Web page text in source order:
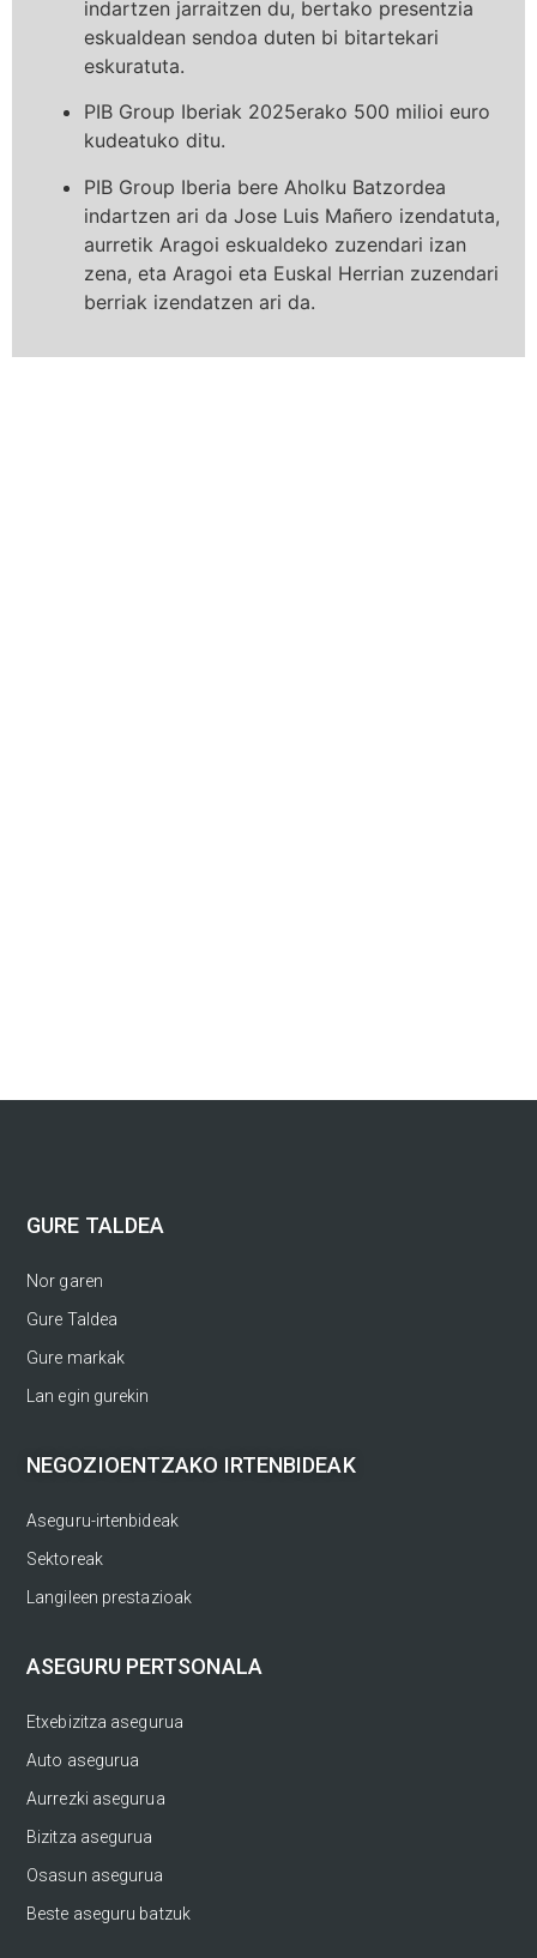
indartzen jarraitzen du, bertako presentzia
eskualdean sendoa duten bi bitartekari
eskuratuta.
PIB Group Iberiak 2025erako 500 milioi euro
kudeatuko ditu.
PIB Group Iberia bere Aholku Batzordea
indartzen ari da Jose Luis Mañero izendatuta,
aurretik Aragoi eskualdeko zuzendari izan
zena, eta Aragoi eta Euskal Herrian zuzendari
berriak izendatzen ari da.
GURE TALDEA
Nor garen
Gure Taldea
Gure markak
Lan egin gurekin
NEGOZIOENTZAKO IRTENBIDEAK
Aseguru-irtenbideak
Sektoreak
Langileen prestazioak
ASEGURU PERTSONALA
Etxebizitza asegurua
Auto asegurua
Aurrezki asegurua
Bizitza asegurua
Osasun asegurua
Beste aseguru batzuk